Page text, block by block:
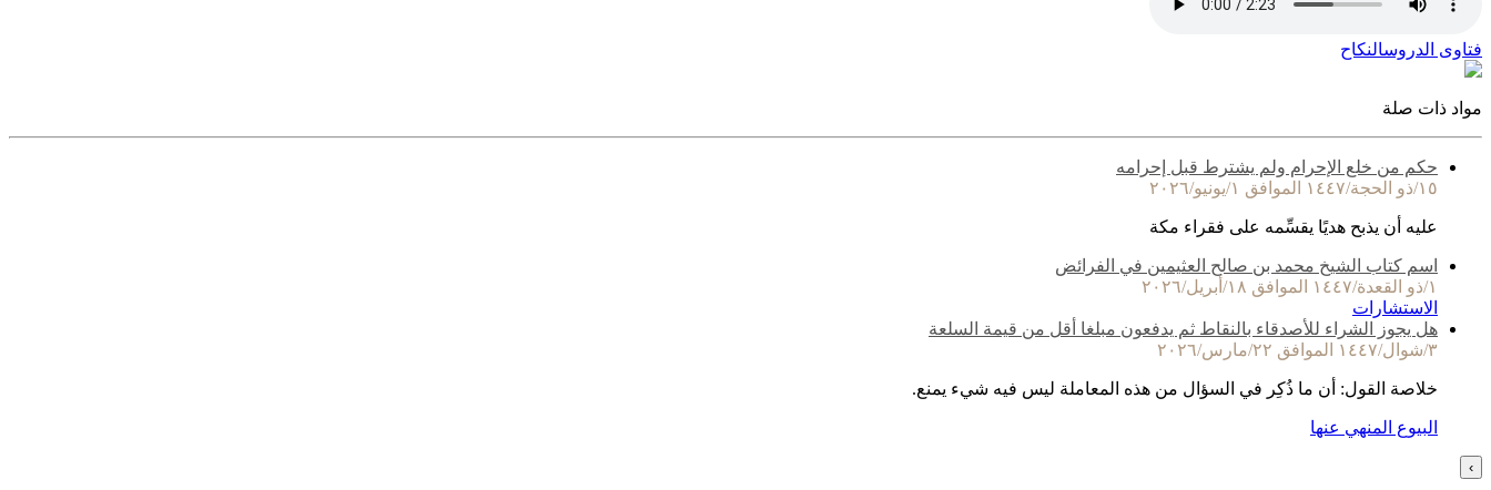
فتاوى الدروسالنكاح
مواد ذات صلة
حكم من خلع الإحرام ولم يشترط قبل إحرامه
١٥/ذو الحجة/١٤٤٧ الموافق ١/يونيو/٢٠٢٦
عليه أن يذبح هديًا يقسِّمه على فقراء مكة
اسم كتاب الشيخ محمد بن صالح العثيمين في الفرائض
١/ذو القعدة/١٤٤٧ الموافق ١٨/أبريل/٢٠٢٦
الاستشارات
هل يجوز الشراء للأصدقاء بالنقاط ثم يدفعون مبلغا أقل من قيمة السلعة
٣/شوال/١٤٤٧ الموافق ٢٢/مارس/٢٠٢٦
خلاصة القول: أن ما ذُكِر في السؤال من هذه المعاملة ليس فيه شيء يمنع.
البيوع المنهي عنها
›